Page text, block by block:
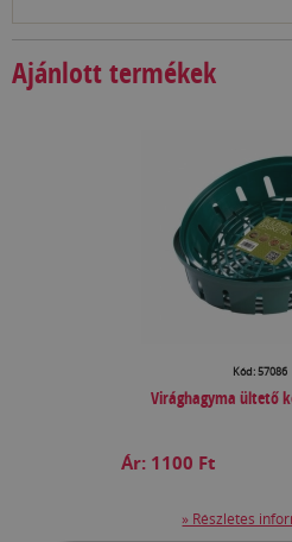
Ajánlott termékek
Kód: 57086
Virághagyma ültető
Ár: 1100 Ft
» Részletes